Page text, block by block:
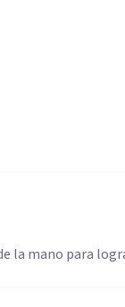
la mano para